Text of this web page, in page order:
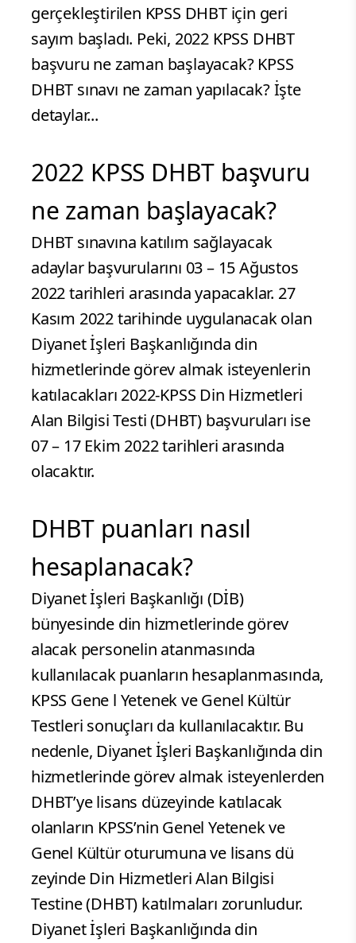
gerçekleştirilen KPSS DHBT için geri
sayım başladı. Peki, 2022 KPSS DHBT
başvuru ne zaman başlayacak? KPSS
DHBT sınavı ne zaman yapılacak? İşte
detaylar...
2022 KPSS DHBT başvuru
ne zaman başlayacak?
DHBT sınavına katılım sağlayacak
adaylar başvurularını 03 – 15 Ağustos
2022 tarihleri arasında yapacaklar. 27
Kasım 2022 tarihinde uygulanacak olan
Diyanet İşleri Başkanlığında din
hizmetlerinde görev almak isteyenlerin
katılacakları 2022-KPSS Din Hizmetleri
Alan Bilgisi Testi (DHBT) başvuruları ise
07 – 17 Ekim 2022 tarihleri arasında
olacaktır.
DHBT puanları nasıl
hesaplanacak?
Diyanet İşleri Başkanlığı (DİB)
bünyesinde din hizmetlerinde görev
alacak personelin atanmasında
kullanılacak puanların hesaplanmasında,
KPSS Gene l Yetenek ve Genel Kültür
Testleri sonuçları da kullanılacaktır. Bu
nedenle, Diyanet İşleri Başkanlığında din
hizmetlerinde görev almak isteyenlerden
DHBT’ye lisans düzeyinde katılacak
olanların KPSS’nin Genel Yetenek ve
Genel Kültür oturumuna ve lisans dü
zeyinde Din Hizmetleri Alan Bilgisi
Testine (DHBT) katılmaları zorunludur.
Diyanet İşleri Başkanlığında din